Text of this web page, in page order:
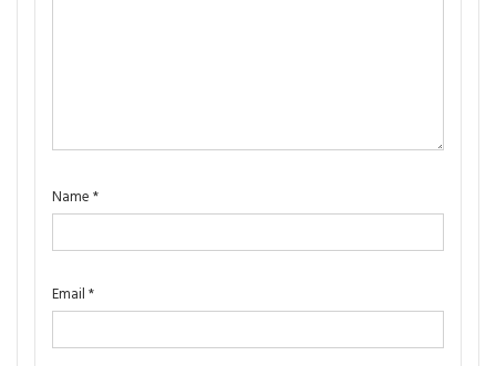
Name *
Email *